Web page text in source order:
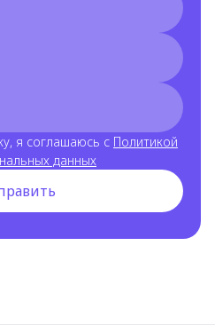
я соглашаюсь с Политикой
данных